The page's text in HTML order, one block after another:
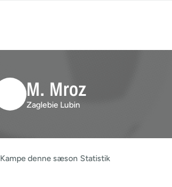
M. Mroz
Zaglebie Lubin
Kampe denne sæson Statistik